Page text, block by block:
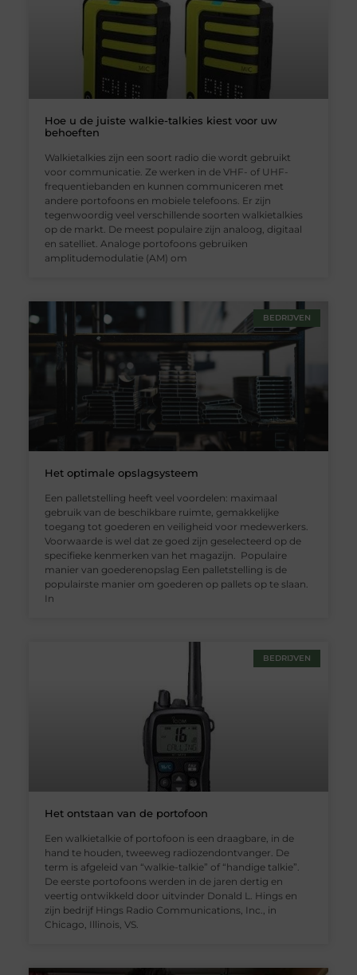
Hoe u de juiste walkie-talkies kiest voor uw
behoeften
Walkietalkies zijn een soort radio die wordt gebruikt
voor communicatie. Ze werken in de VHF- of UHF-
frequentiebanden en kunnen communiceren met
andere portofoons en mobiele telefoons. Er zijn
tegenwoordig veel verschillende soorten walkietalkies
op de markt. De meest populaire zijn analoog, digitaal
en satelliet. Analoge portofoons gebruiken
amplitudemodulatie (AM) om
BEDRIJVEN
Het optimale opslagsysteem
Een palletstelling heeft veel voordelen: maximaal
gebruik van de beschikbare ruimte, gemakkelijke
toegang tot goederen en veiligheid voor medewerkers.
Voorwaarde is wel dat ze goed zijn geselecteerd op de
specifieke kenmerken van het magazijn. Populaire
manier van goederenopslag Een palletstelling is de
populairste manier om goederen op pallets op te slaan.
In
BEDRIJVEN
Het ontstaan van de portofoon
Een walkietalkie of portofoon is een draagbare, in de
hand te houden, tweeweg radiozendontvanger. De
term is afgeleid van “walkie-talkie” of “handige talkie”.
De eerste portofoons werden in de jaren dertig en
veertig ontwikkeld door uitvinder Donald L. Hings en
zijn bedrijf Hings Radio Communications, Inc., in
Chicago, Illinois, VS.